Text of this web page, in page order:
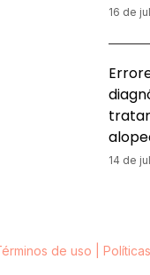
16 de
14 de
de uso |